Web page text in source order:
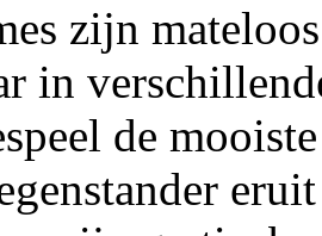
zijn
in
de